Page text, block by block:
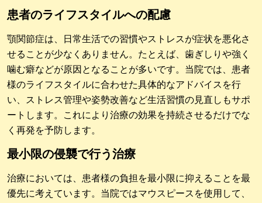
患者のライフスタイルへの配慮
顎関節症は、日常生活での習慣やストレスが症状を悪化さ
せることが少なくありません。たとえば、歯ぎしりや強く
噛む癖などが原因となることが多いです。当院では、患者
様のライフスタイルに合わせた具体的なアドバイスを行
い、ストレス管理や姿勢改善など生活習慣の見直しもサポ
ートします。これにより治療の効果を持続させるだけでな
く再発を予防します。
最小限の侵襲で行う治療
治療においては、患者様の負担を最小限に抑えることを最
優先に考えています。当院ではマウスピースを使用して、